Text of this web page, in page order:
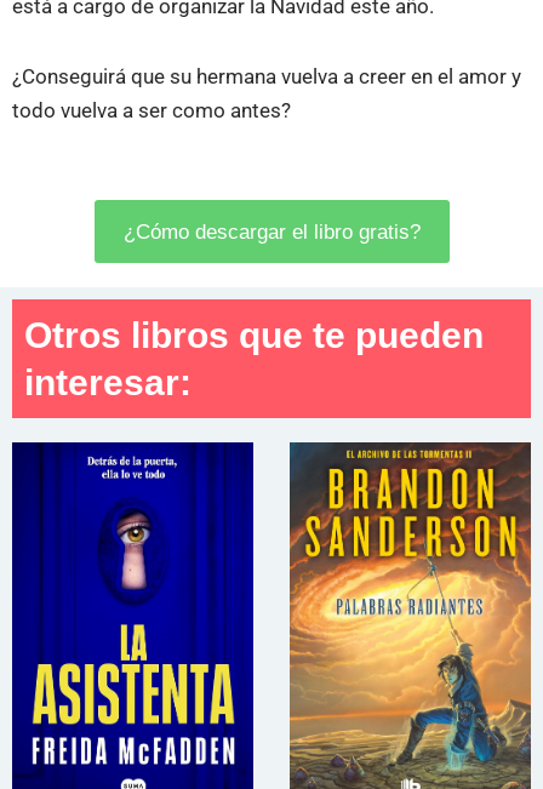
está a cargo de organizar la Navidad este año.
¿Conseguirá que su hermana vuelva a creer en el amor y
todo vuelva a ser como antes?
¿Cómo descargar el libro gratis?
Otros libros que te pueden
interesar: